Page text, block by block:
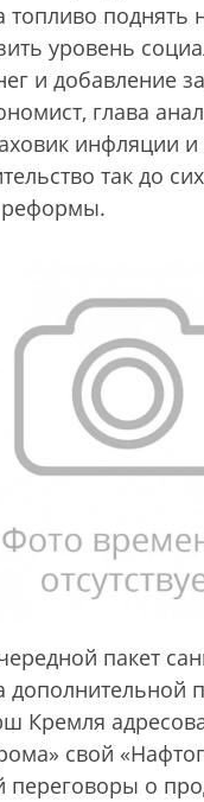
поднять
уровень
и добавление
глава
инфляции
так до
реформы.
пакет
Кремля
свой
переговоры о